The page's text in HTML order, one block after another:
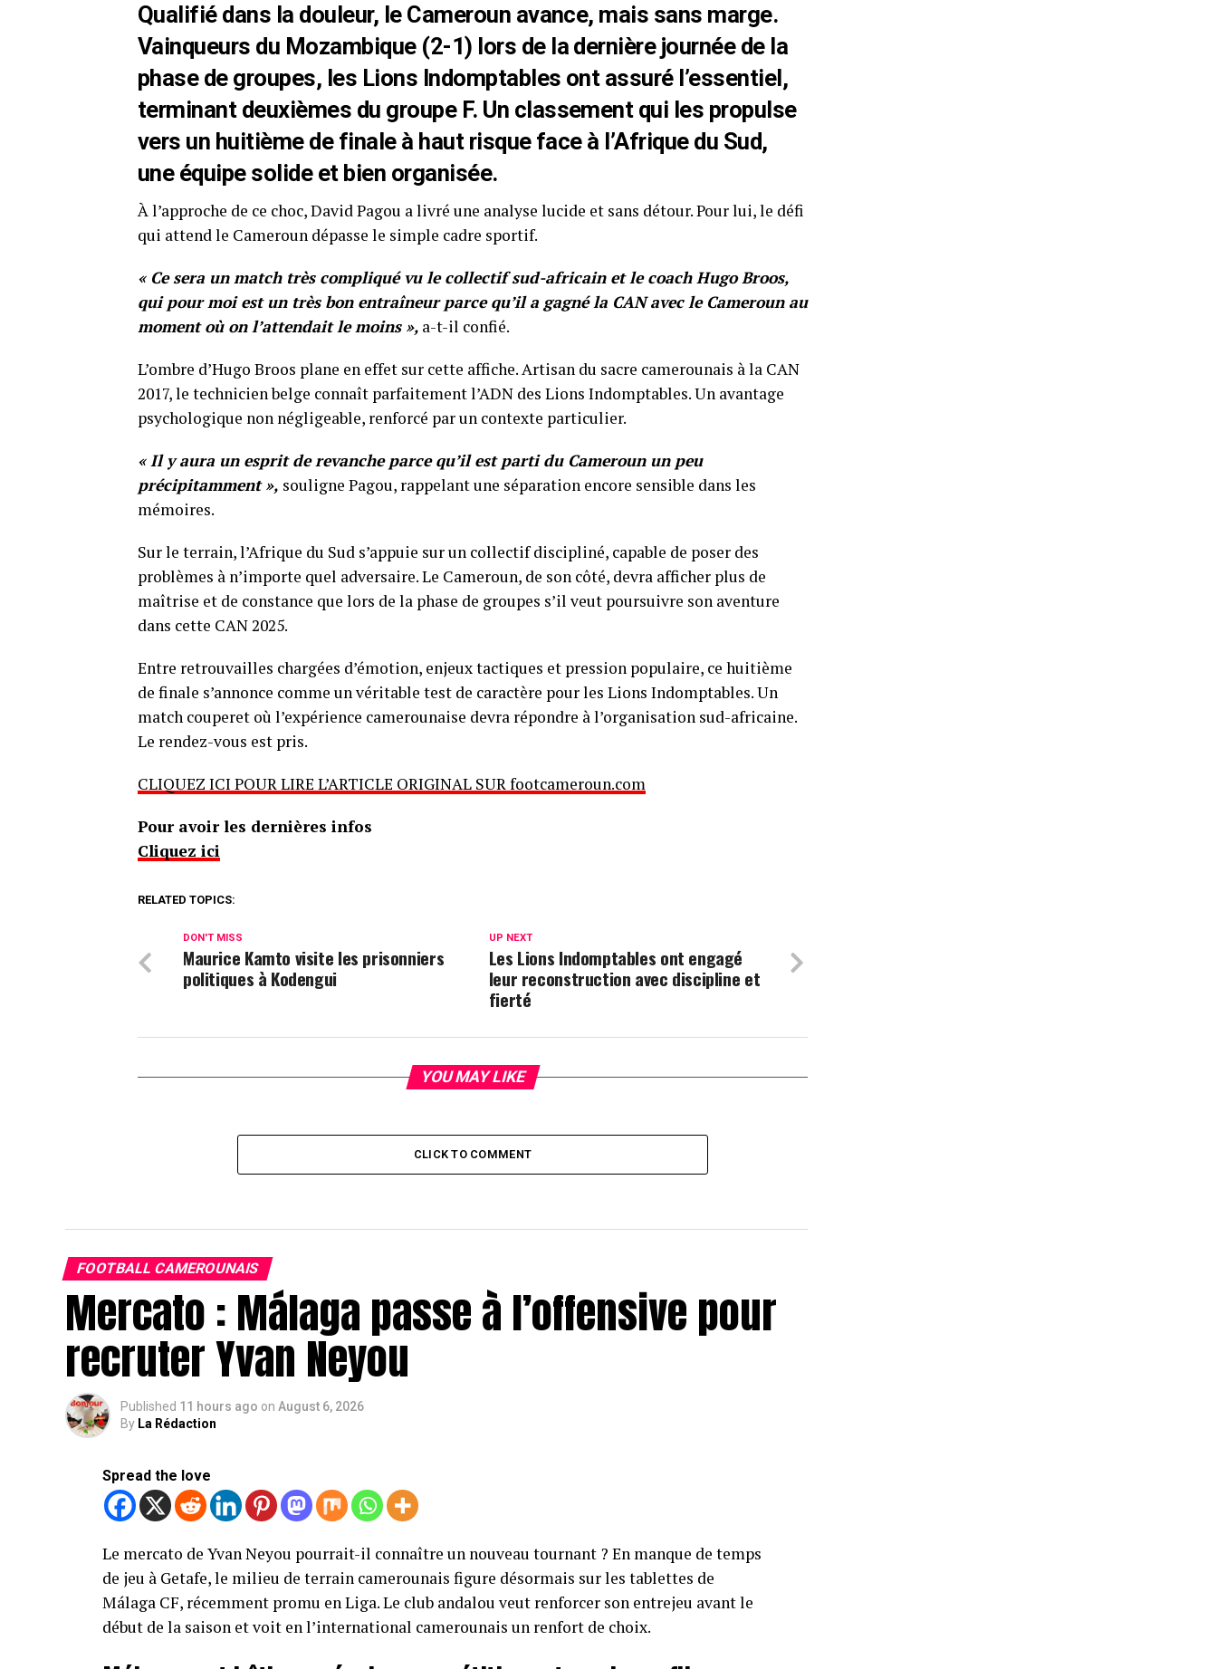
Qualifié dans la douleur, le Cameroun avance, mais sans marge.
Vainqueurs du Mozambique (2-1) lors de la dernière journée de la
phase de groupes, les Lions Indomptables ont assuré l’essentiel,
terminant deuxièmes du groupe F. Un classement qui les propulse
vers un huitième de finale à haut risque face à l’Afrique du Sud,
une équipe solide et bien organisée.
À l’approche de ce choc, David Pagou a livré une analyse lucide et sans détour. Pour lui, le défi
qui attend le Cameroun dépasse le simple cadre sportif.
« Ce sera un match très compliqué vu le collectif sud-africain et le coach Hugo Broos,
qui pour moi est un très bon entraîneur parce qu’il a gagné la CAN avec le Cameroun au
moment où on l’attendait le moins », a-t-il confié.
L’ombre d’Hugo Broos plane en effet sur cette affiche. Artisan du sacre camerounais à la CAN
2017, le technicien belge connaît parfaitement l’ADN des Lions Indomptables. Un avantage
psychologique non négligeable, renforcé par un contexte particulier.
« Il y aura un esprit de revanche parce qu’il est parti du Cameroun un peu
précipitamment », souligne Pagou, rappelant une séparation encore sensible dans les
mémoires.
Sur le terrain, l’Afrique du Sud s’appuie sur un collectif discipliné, capable de poser des
problèmes à n’importe quel adversaire. Le Cameroun, de son côté, devra afficher plus de
maîtrise et de constance que lors de la phase de groupes s’il veut poursuivre son aventure
dans cette CAN 2025.
Entre retrouvailles chargées d’émotion, enjeux tactiques et pression populaire, ce huitième
de finale s’annonce comme un véritable test de caractère pour les Lions Indomptables. Un
match couperet où l’expérience camerounaise devra répondre à l’organisation sud-africaine.
Le rendez-vous est pris.
CLIQUEZ ICI POUR LIRE L’ARTICLE ORIGINAL SUR footcameroun.com
Pour avoir les dernières infos
Cliquez ici
RELATED TOPICS:
UP NEXT
Les Lions Indomptables ont engagé
leur reconstruction avec discipline et
fierté
DON'T MISS
Maurice Kamto visite les prisonniers
politiques à Kodengui
YOU MAY LIKE
CLICK TO COMMENT
FOOTBALL CAMEROUNAIS
Mercato : Málaga passe à l’offensive pour
recruter Yvan Neyou
Published 11 hours ago on August 6, 2026
By La Rédaction
Spread the love
Le mercato de Yvan Neyou pourrait-il connaître un nouveau tournant ? En manque de temps
de jeu à Getafe, le milieu de terrain camerounais figure désormais sur les tablettes de
Málaga CF, récemment promu en Liga. Le club andalou veut renforcer son entrejeu avant le
début de la saison et voit en l’international camerounais un renfort de choix.